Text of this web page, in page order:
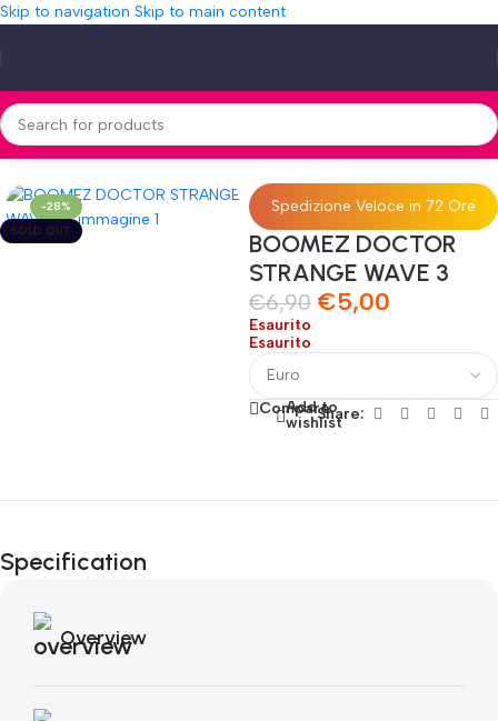
Skip to navigation Skip to main content
Home»Shop»BOOMEZ DOCTOR STRANGE WAVE 3
-28%
SOLD OUT
Spedizione Veloce in 72 Ore
BOOMEZ DOCTOR
STRANGE WAVE 3
€6,90 €5,00
Esaurito
Esaurito
Compare
Add to
wishlistShare:
Fino al 12 Ottobre...
Autunno!
Specification
Overview